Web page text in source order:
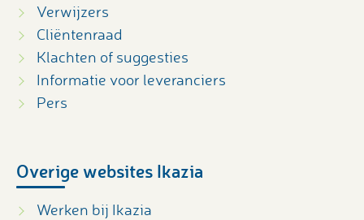
Verwijzers
Cliëntenraad
Klachten of suggesties
Informatie voor leveranciers
Pers
Overige websites Ikazia
Werken bij Ikazia